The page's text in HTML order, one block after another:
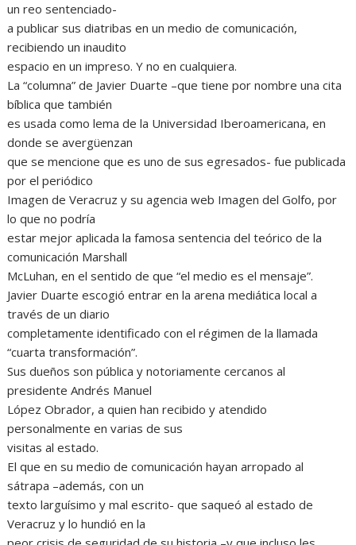
un reo sentenciado-
a publicar sus diatribas en un medio de comunicación,
recibiendo un inaudito
espacio en un impreso. Y no en cualquiera.
La “columna” de Javier Duarte –que tiene por nombre una cita
bíblica que también
es usada como lema de la Universidad Iberoamericana, en
donde se avergüenzan
que se mencione que es uno de sus egresados- fue publicada
por el periódico
Imagen de Veracruz y su agencia web Imagen del Golfo, por
lo que no podría
estar mejor aplicada la famosa sentencia del teórico de la
comunicación Marshall
McLuhan, en el sentido de que “el medio es el mensaje”.
Javier Duarte escogió entrar en la arena mediática local a
través de un diario
completamente identificado con el régimen de la llamada
“cuarta transformación”.
Sus dueños son pública y notoriamente cercanos al
presidente Andrés Manuel
López Obrador, a quien han recibido y atendido
personalmente en varias de sus
visitas al estado.
El que en su medio de comunicación hayan arropado al
sátrapa –además, con un
texto larguísimo y mal escrito- que saqueó al estado de
Veracruz y lo hundió en la